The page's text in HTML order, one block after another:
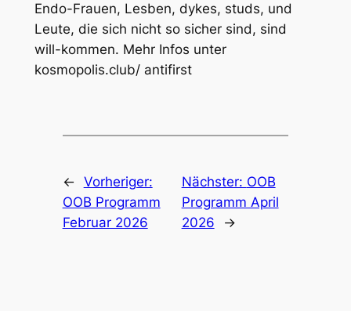
Endo-Frauen, Lesben, dykes, studs, und
Leute, die sich nicht so sicher sind, sind
will-kommen. Mehr Infos unter
kosmopolis.club/ antifirst
← Vorheriger:
OOB Programm
Februar 2026
Nächster: OOB
Programm April
2026
→